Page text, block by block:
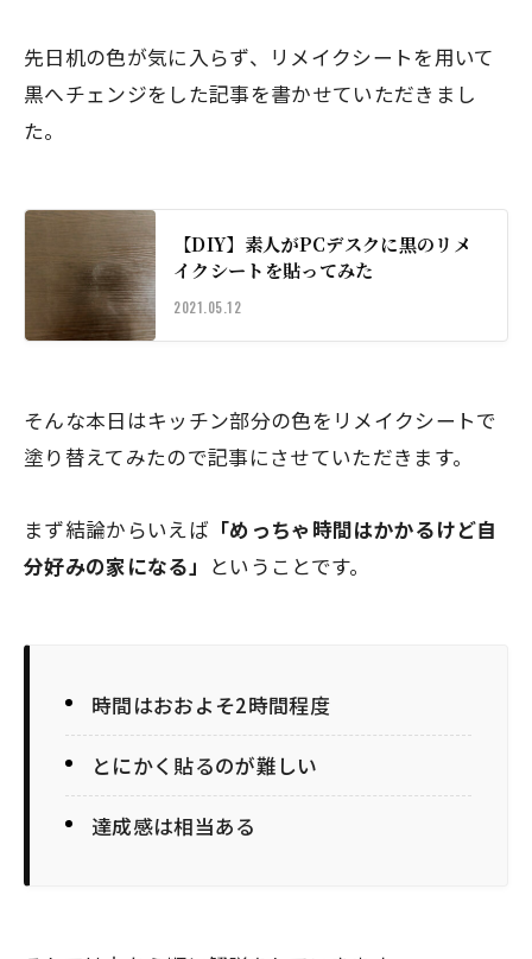
先日机の色が気に入らず、リメイクシートを用いて
黒へチェンジをした記事を書かせていただきまし
た。
【DIY】素人がPCデスクに黒のリメ
イクシートを貼ってみた
2021.05.12
そんな本日はキッチン部分の色を リメイクシートで
塗り替えてみたので記事にさせていただきます。
まず結論からいえば 「めっちゃ時間はかかるけど自
分好みの家になる」 ということです。
時間はおおよそ2時間程度
とにかく貼るのが難しい
達成感は相当ある